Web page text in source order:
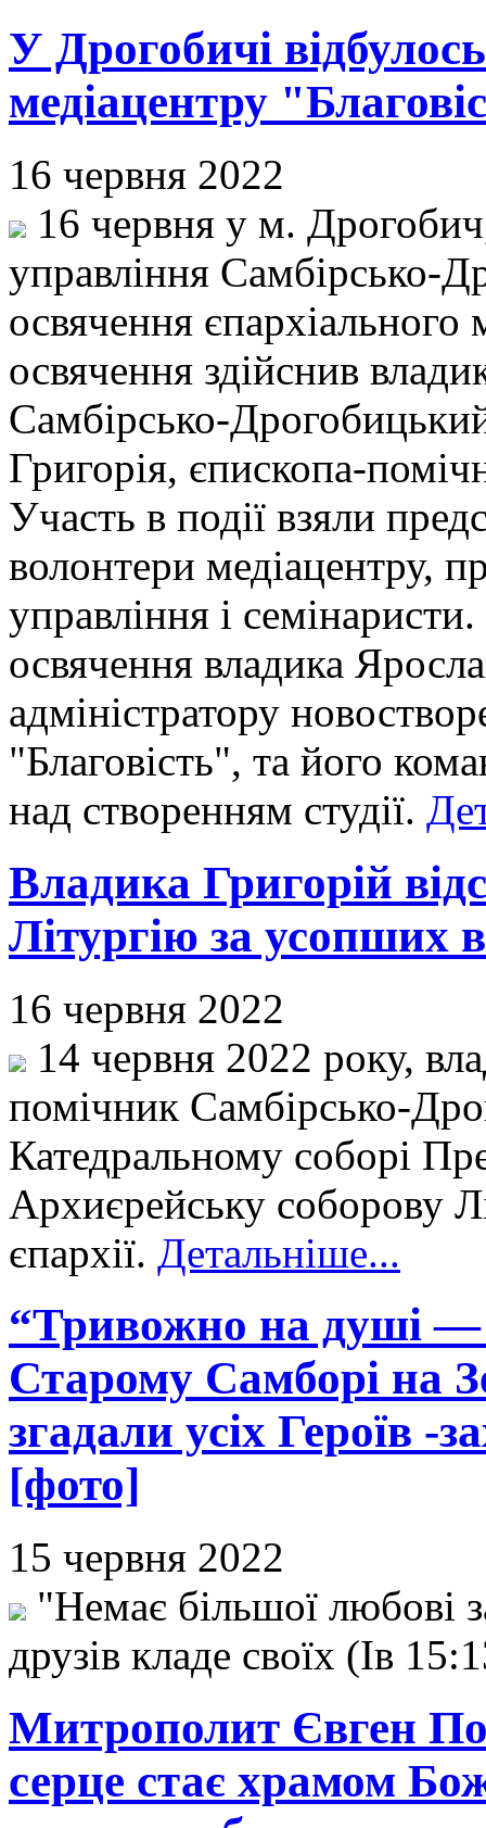
У Дрогобичі
медіацентру
16 червня 2022
16 червня у м.
управління Самбірсько-
освячення єпархіального
освячення здійснив
Самбірсько-
Григорія, єпископа-
Участь в події взяли
волонтери медіацентру,
управління і
освячення владика
адміністратору
"Благовість", та його
над створенням студії.
Владика Григорій
Літургію за усопших
16 червня 2022
14 червня 2022 року,
помічник Самбірсько-
Катедральному соборі
Архиєрейську соборову
єпархії. Детальніше...
“Тривожно на душі —
Старому Самборі на
згадали усіх Героїв -
[фото]
15 червня 2022
"Немає більшої любові
друзів кладе своїх (Ів
Митрополит Євген
серце стає храмом